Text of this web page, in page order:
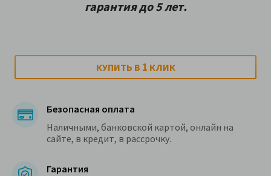
гарантия до 5 лет.
КУПИТЬ В 1 КЛИК
Безопасная оплата
Наличными, банковской картой, онлайн на
сайте, в кредит, в рассрочку.
Гарантия